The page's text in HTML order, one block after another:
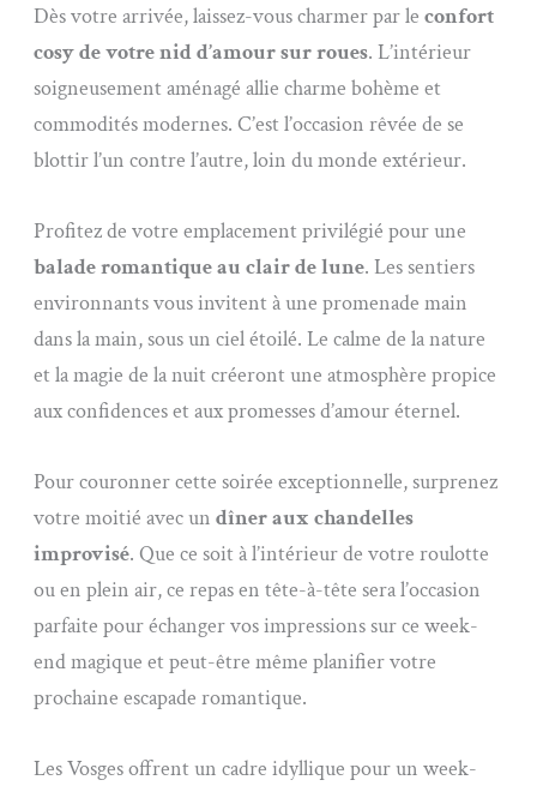
Dès votre arrivée, laissez-vous charmer par leconfort
cosy de votre nid d’amour sur roues. L’intérieur
soigneusement aménagé allie charme bohème et
commodités modernes. C’est l’occasion rêvée de se
blottir l’un contre l’autre, loin du monde extérieur.
Profitez de votre emplacement privilégié pour une
balade romantique au clair de lune. Les sentiers
environnants vous invitent à une promenade main
dans la main, sous un ciel étoilé. Le calme de la nature
et la magie de la nuit créeront une atmosphère propice
aux confidences et aux promesses d’amour éternel.
Pour couronner cette soirée exceptionnelle, surprenez
votre moitié avec undîner aux chandelles
improvisé. Que ce soit à l’intérieur de votre roulotte
ou en plein air, ce repas en tête-à-tête sera l’occasion
parfaite pour échanger vos impressions sur ce week-
end magique et peut-être même planifier votre
prochaine escapade romantique.
Les Vosges offrent un cadre idyllique pour un week-